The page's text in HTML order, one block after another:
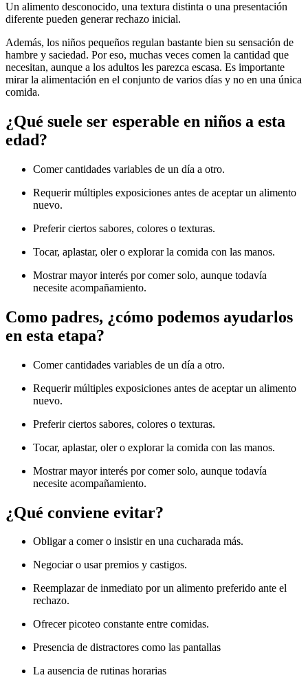
Un alimento desconocido, una textura distinta o una presentación
diferente pueden generar rechazo inicial.
Además, los niños pequeños regulan bastante bien su sensación de
hambre y saciedad. Por eso, muchas veces comen la cantidad que
necesitan, aunque a los adultos les parezca escasa. Es importante
mirar la alimentación en el conjunto de varios días y no en una única
comida.
¿Qué suele ser esperable en niños a esta
edad?
Comer cantidades variables de un día a otro.
Requerir múltiples exposiciones antes de aceptar un alimento
nuevo.
Preferir ciertos sabores, colores o texturas.
Tocar, aplastar, oler o explorar la comida con las manos.
Mostrar mayor interés por comer solo, aunque todavía
necesite acompañamiento.
Como padres, ¿cómo podemos ayudarlos
en esta etapa?
Comer cantidades variables de un día a otro.
Requerir múltiples exposiciones antes de aceptar un alimento
nuevo.
Preferir ciertos sabores, colores o texturas.
Tocar, aplastar, oler o explorar la comida con las manos.
Mostrar mayor interés por comer solo, aunque todavía
necesite acompañamiento.
¿Qué conviene evitar?
Obligar a comer o insistir en una cucharada más.
Negociar o usar premios y castigos.
Reemplazar de inmediato por un alimento preferido ante el
rechazo.
Ofrecer picoteo constante entre comidas.
Presencia de distractores como las pantallas
La ausencia de rutinas horarias